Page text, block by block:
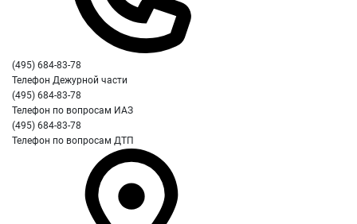
(495) 684-83-78
Телефон Дежурной части
(495) 684-83-78
Телефон по вопросам ИАЗ
(495) 684-83-78
Телефон по вопросам ДТП